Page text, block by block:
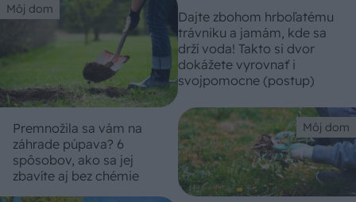
Môj dom
Dajte zbohom hrboľatému
trávniku a jamám, kde sa
drží voda! Takto si dvor
dokážete vyrovnať i
svojpomocne (postup)
Môj dom
Premnožila sa vám na
záhrade púpava? 6
spôsobov, ako sa jej
zbavíte aj bez chémie